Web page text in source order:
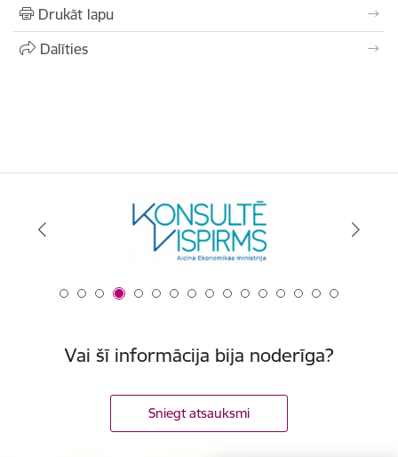
Drukāt lapu
Dalīties
Vai šī informācija bija noderīga?
Sniegt atsauksmi